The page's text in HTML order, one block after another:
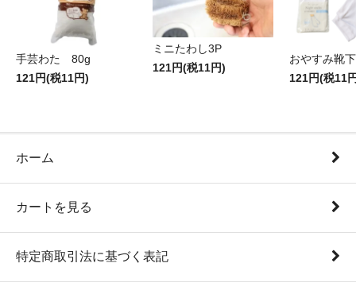
手芸わた 80g
121円(税11円)
ミニたわし3P
121円(税11円)
おやすみ靴下
121円(税11
ホーム
カートを見る
特定商取引法に基づく表記